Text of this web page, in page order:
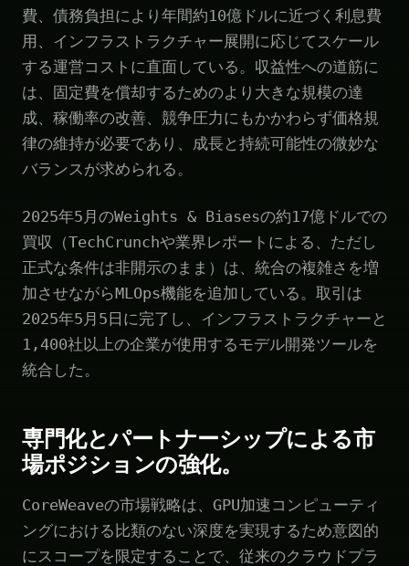
費、債務負担により年間約10億ドルに近づく利息費
用、インフラストラクチャー展開に応じてスケール
する運営コストに直面している。収益性への道筋に
は、固定費を償却するためのより大きな規模の達
成、稼働率の改善、競争圧力にもかかわらず価格規
律の維持が必要であり、成長と持続可能性の微妙な
バランスが求められる。
2025年5月のWeights & Biasesの約17億ドルでの
買収（TechCrunchや業界レポートによる、ただし
正式な条件は非開示のまま）は、統合の複雑さを増
加させながらMLOps機能を追加している。取引は
2025年5月5日に完了し、インフラストラクチャーと
1,400社以上の企業が使用するモデル開発ツールを
統合した。
専門化とパートナーシップによる市
場ポジションの強化。
CoreWeaveの市場戦略は、GPU加速コンピューティ
ングにおける比類のない深度を実現するため意図的
にスコープを限定することで、従来のクラウドプラ